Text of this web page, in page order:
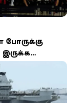
போருக்கு
இருக்க
மியூனிக்
கியர்
எச்சரிக்கை